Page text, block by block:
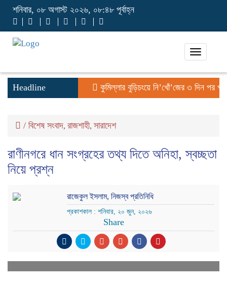
শনিবার, ০৮ অগাস্ট ২০২৬, ০৮:৪৮ পূর্বাহ্ন
Toggle
Headline কুমিল্লার বুড়িচংয়ে নি’খোঁ’জের ৩ দিন পর
/ বিশেষ সংবাদ, রাজশাহী, সারাদেশ
রাণীনগরে ধান সংগ্রহের তথ্য দিতে অনিহা, স্বচ্ছতা
নিয়ে প্রশ্ন
রাজেকুল ইসলাম, নিজস্ব প্রতিনিধি
প্রকাশকাল : শনিবার, ২০ জুন, ২০২৬
Share